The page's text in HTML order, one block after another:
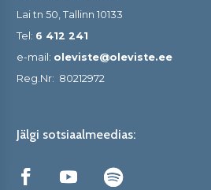
Lai tn 50, Tallinn 10133
Tel: 6 412 241
e-mail: oleviste@oleviste.ee
Reg.Nr: 80212972
Jälgi sotsiaalmeedias: